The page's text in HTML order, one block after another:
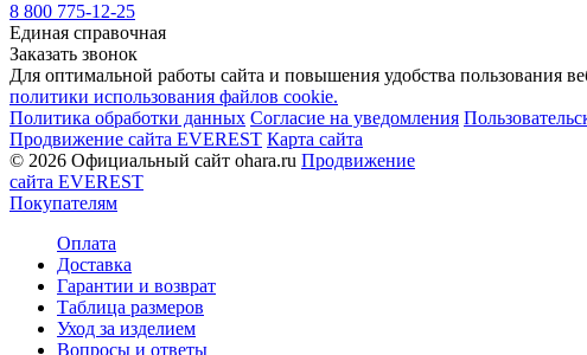
8 800 775-12-25
Единая справочная
Заказать звонок
Для оптимальной работы сайта и повышения удобства пользования
политики использования файлов cookie.
Политика обработки данных Согласие на уведомления
Продвижение сайта EVEREST Карта сайта
© 2026 Официальный сайт ohara.ru Продвижение
сайта EVEREST
Покупателям
Оплата
Доставка
Гарантии и возврат
Таблица размеров
Уход за изделием
Вопросы и ответы